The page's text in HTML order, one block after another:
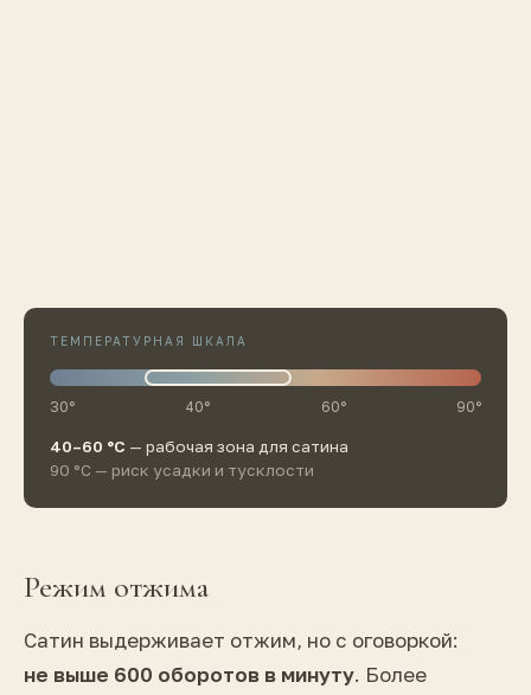
ТЕМПЕРАТУРНАЯ ШКАЛА
30° 40° 60° 90°
40–60 °C — рабочая зона для сатина
90 °C — риск усадки и тусклости
Режим отжима
Сатин выдерживает отжим, но с оговоркой:
не выше 600 оборотов в минуту. Более